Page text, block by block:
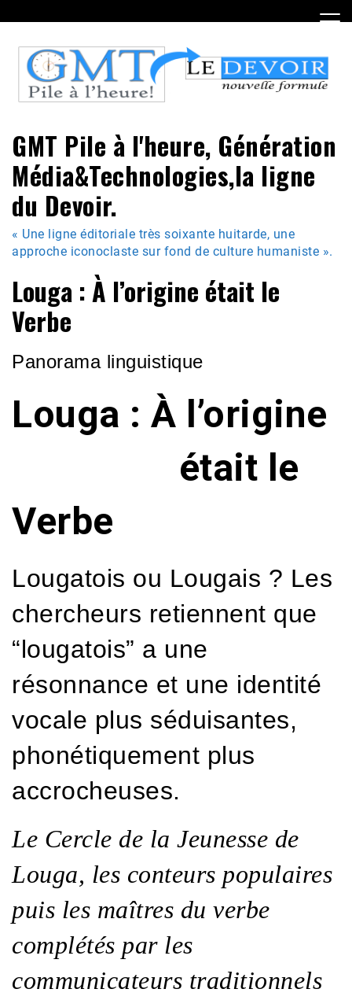
to
content
GMT Pile à l'heure, Génération
Média&Technologies,la ligne
du Devoir.
« Une ligne éditoriale très soixante huitarde, une
approche iconoclaste sur fond de culture humaniste ».
Louga : À l’origine était le
Verbe
Panorama linguistique
Louga : À l’origine
était le
Verbe
Lougatois ou Lougais ? Les
chercheurs retiennent que
“lougatois” a une
résonnance et une identité
vocale plus séduisantes,
phonétiquement plus
accrocheuses.
Le Cercle de la Jeunesse de
Louga, les conteurs populaires
puis les maîtres du verbe
complétés par les
communicateurs traditionnels